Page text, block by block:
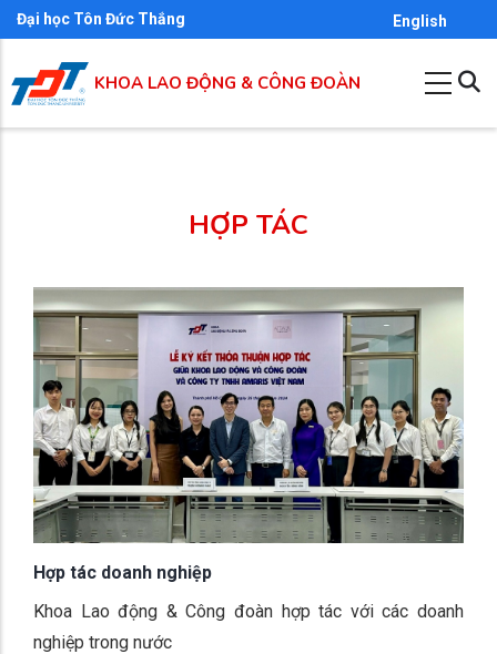
Nhảy
đến
nội
dung
Đại học Tôn Đức Thắng English
KHOA LAO ĐỘNG & CÔNG ĐOÀN
HỢP TÁC
Hợp tác doanh nghiệp
Khoa Lao động & Công đoàn hợp tác với các doanh
nghiệp trong nước